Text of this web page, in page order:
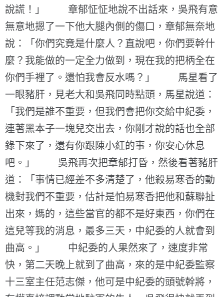
說謊！」 章郁怔怔地說不出話來，吳飛有意
無意地摁了一下他大腿內側的傷口，章郁無奈地
說：「你們究竟是什麼人？直說吧，你們要幹什
麼？我能做的一定全力做到，現在我的把柄全在
你們手裡了。還怕我會反水嗎？」 馬星看了
一眼豬肝，見老大和吳飛同時點頭，馬星說道：
「我們是誰不重要，但我們會把你交給中紀委，
連著黑本子一塊兒交出去，你剛才說的話也全部
錄下來了，還有你跟陳小紅的事，你安心休息
吧。」 吳飛再次把章郁打昏，然後看著豬肝
道：「事情已經差不多清楚了，他殺易寒香的動
機對我們不重要，估計是怕易寒香把他和蘇聯扯
出來，媽的，這些當官的都不是好東西，你們在
這兒等我的消息，最多三天，中紀委的人就會到
曲高。」 中紀委的人果然來了，速度非常
快，第二天晚上就到了曲高，來的是中紀委監察
十三室主任范志傑，他可是中紀委的頭號幹將，